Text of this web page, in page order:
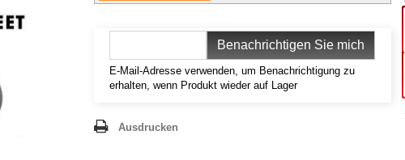
Benachrichtigen Sie mich
E-Mail-Adresse verwenden, um Benachrichtigung zu
erhalten, wenn Produkt wieder auf Lager
Ausdrucken